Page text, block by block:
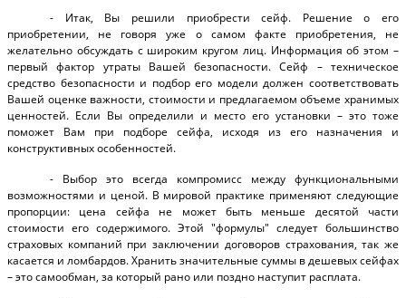
- Итак, Вы решили приобрести сейф. Решение о его
приобретении, не говоря уже о самом факте приобретения, не
желательно обсуждать с широким кругом лиц. Информация об этом –
первый фактор утраты Вашей безопасности. Сейф – техническое
средство безопасности и подбор его модели должен соответствовать
Вашей оценке важности, стоимости и предлагаемом объеме хранимых
ценностей. Если Вы определили и место его установки – это тоже
поможет Вам при подборе сейфа, исходя из его назначения и
конструктивных особенностей.
- Выбор это всегда компромисс между функциональными
возможностями и ценой. В мировой практике применяют следующие
пропорции: цена сейфа не может быть меньше десятой части
стоимости его содержимого. Этой "формулы" следует большинство
страховых компаний при заключении договоров страхования, так же
касается и ломбардов. Хранить значительные суммы в дешевых сейфах
– это самообман, за который рано или поздно наступит расплата.